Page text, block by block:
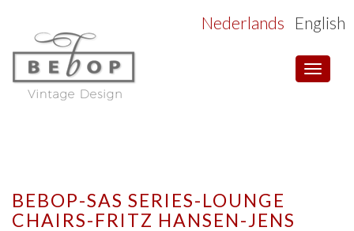
Toggle
Nederlands English
BEBOP-SAS SERIES-LOUNGE
CHAIRS-FRITZ HANSEN-JENS